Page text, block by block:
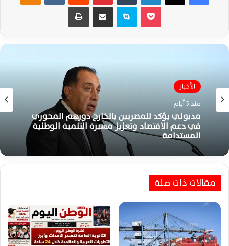
سكايب مشاركة عبر البريد طباعة
الأخبار
منذ 5 أيام
مدبولي يؤكد للمصريين بالخارج دورهم المحوري
في دعم الاقتصاد وتعزيز مسيرة التنمية الوطنية
المستدامة
مقالات ذات صلة